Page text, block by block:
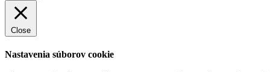
Close
Nastavenia súborov cookie